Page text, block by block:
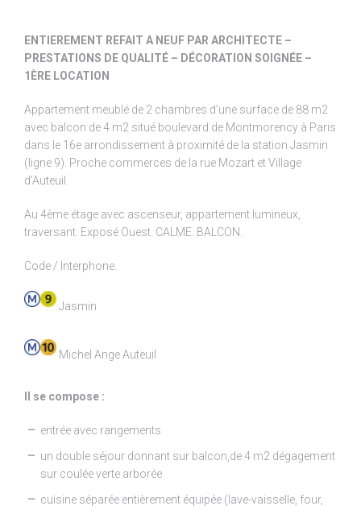
ENTIEREMENT REFAIT A NEUF PAR ARCHITECTE –
PRESTATIONS DE QUALITÉ – DÉCORATION SOIGNÉE –
1ÈRE LOCATION
Appartement meublé de 2 chambres d’une surface de 88 m2
avec balcon de 4 m2 situé boulevard de Montmorency à Paris
dans le 16e arrondissement à proximité de la station Jasmin
(ligne 9). Proche commerces de la rue Mozart et Village
d’Auteuil.
Au 4ème étage avec ascenseur, appartement lumineux,
traversant. Exposé Ouest. CALME. BALCON.
Code / Interphone.
Jasmin
Michel Ange Auteuil
Il se compose :
entrée avec rangements
un double séjour donnant sur balcon,de 4 m2 dégagement
sur coulée verte arborée
cuisine séparée entièrement équipée (lave-vaisselle, four,